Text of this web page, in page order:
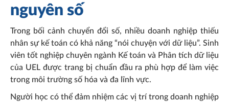
nguyên số
Trong bối cảnh chuyển đổi số, nhiều doanh nghiệp thiếu
nhân sự kế toán có khả năng “nói chuyện với dữ liệu”. Sinh
viên tốt nghiệp chuyên ngành Kế toán và Phân tích dữ liệu
của UEL được trang bị chuẩn đầu ra phù hợp để làm việc
trong môi trường số hóa và đa lĩnh vực.
Người học có thể đảm nhiệm các vị trí trong doanh nghiệp